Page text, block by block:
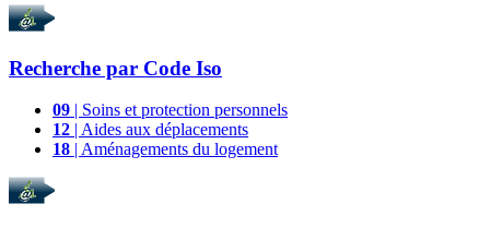
Recherche par Code Iso
09 | Soins et protection personnels
12 | Aides aux déplacements
18 | Aménagements du logement